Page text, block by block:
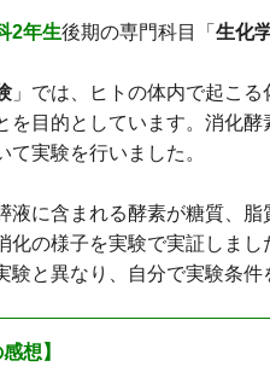
2年生後期の専門科目「 生化
」では、ヒトの体内で起こ
を目的としています。消化
て実験を行いました。
液に含まれる酵素が糖質、脂
化の様子を実験で実証しまし
と異なり、自分で実験条件
想】